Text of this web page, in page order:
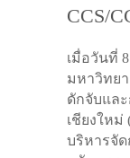
CCS/
เมื่อวันที่
มหาวิทย
ดักจับแล
เชียงใหม่
บริหารจั